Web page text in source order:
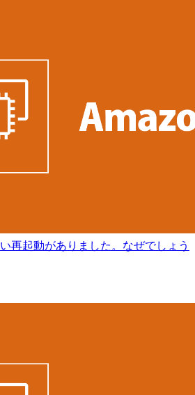
再起動がありました。なぜでしょう